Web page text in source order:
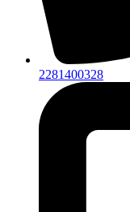
2281400328